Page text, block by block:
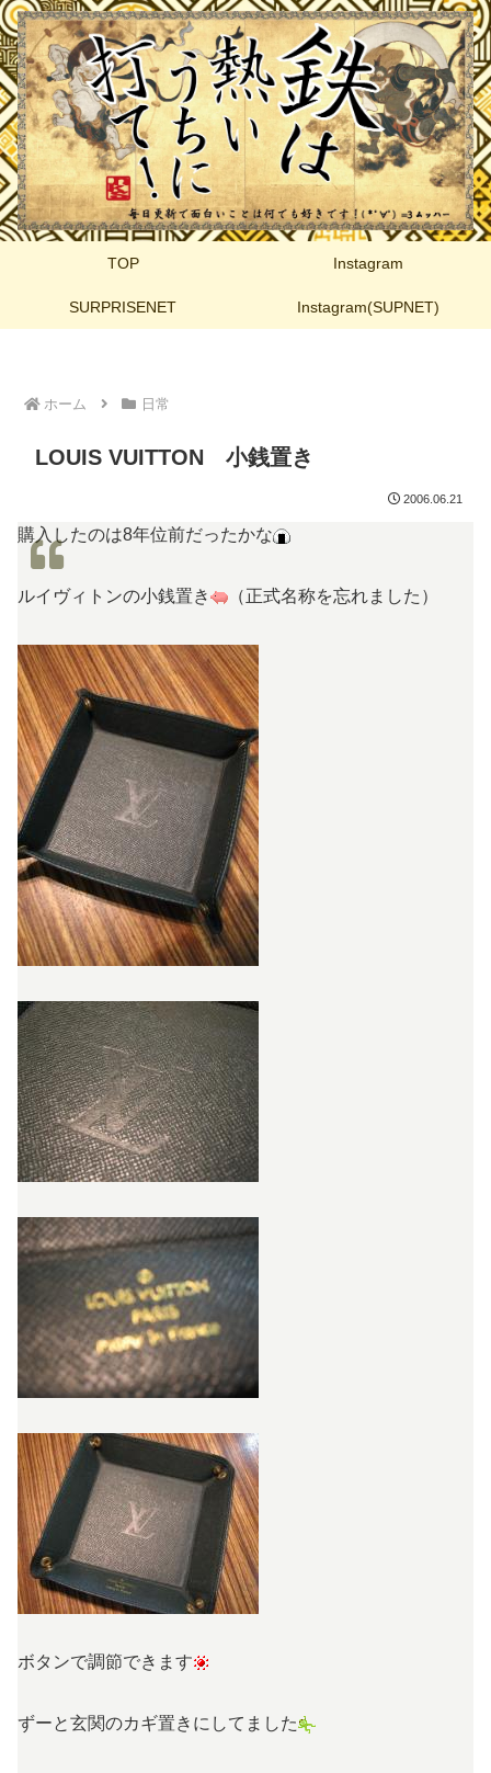
TOP Instagram
SURPRISENET Instagram(SUPNET)
ホーム 日常
LOUIS VUITTON 小銭置き
2006.06.21
購入したのは8年位前だったかな
ルイヴィトンの小銭置き （正式名称を忘れました）
ボタンで調節できます
ずーと玄関のカギ置きにしてました